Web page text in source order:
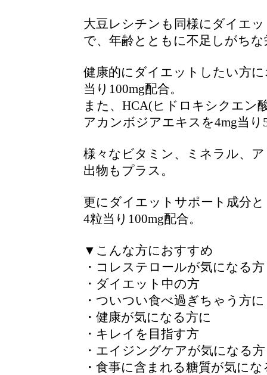
大豆レシチンも同様にダイエ
で、年齢とともに不足しがち
健康的にダイエットしたい方
当り100mg配合。
また、HCA(ヒドロキシクエン
アカンボジアエキスを4mg当り
様々なビタミン、ミネラル、
出物もプラス。
更にダイエットサポート成分
4粒当り100mg配合。
▼こんな方におすすめ
・コレステロールが気になる方
・ダイエット中の方
・ついつい食べ過ぎちゃう方に
・健康が気になる方に
・キレイを目指す方
・エイジングケアが気になる方
・食事に含まれる糖質が気にな